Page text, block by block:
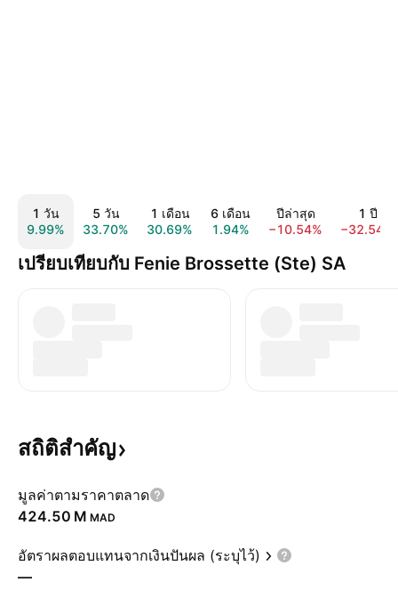
1 วัน
9.99%
5 วัน
33.70%
1 เดือน
30.69%
6 เดือน
1.94%
ปีล่าสุด
−10.54%
1 ปี
−32.54%
เปรียบเทียบกับ Fenie Brossette (Ste) SA
สถิติสำคัญ
มูลค่าตามราคาตลาด
‪424.50 M‬ MAD
อัตราผลตอบแทนจากเงินปันผล (ระบุไว้)
—